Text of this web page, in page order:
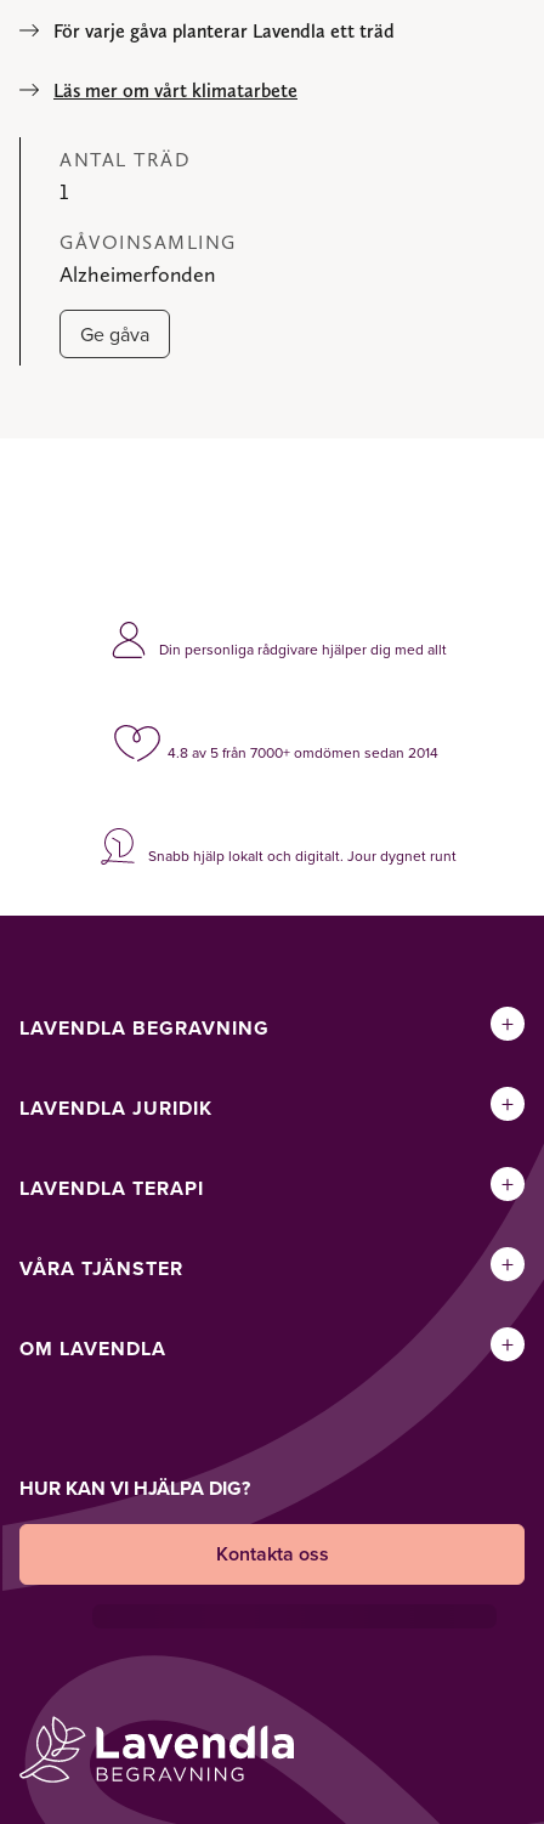
För varje gåva planterar Lavendla ett träd
Läs mer om vårt klimatarbete
ANTAL TRÄD
1
GÅVOINSAMLING
Alzheimerfonden
Ge gåva
Din personliga rådgivare hjälper dig med allt
4.8 av 5 från 7000+ omdömen sedan 2014
Snabb hjälp lokalt och digitalt. Jour dygnet runt
LAVENDLA BEGRAVNING +
LAVENDLA JURIDIK +
LAVENDLA TERAPI +
VÅRA TJÄNSTER +
OM LAVENDLA +
HUR KAN VI HJÄLPA DIG?
Kontakta oss